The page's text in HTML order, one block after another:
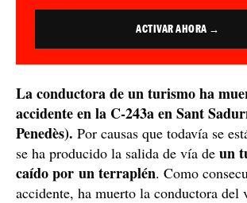
ACTIVAR AHORA →
La conductora de un turismo ha
accidente en la C-243a en Sant
Penedès). Por causas que todavía se
se ha producido la salida de vía de un
caído por un terraplén. Como
accidente, ha muerto la conductora del